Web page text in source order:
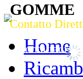
Home
GOMME
Contatto
Contattaci